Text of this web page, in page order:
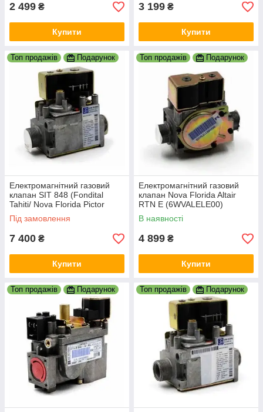
2 499 ₴
Купити
3 199 ₴
Купити
Топ продажів Подарунок
Електромагнітний газовий
клапан SIT 848 (Fondital
Tahiti/ Nova Florida Pictor
Condensing) 6VALVGAS05
Під замовлення
7 400 ₴
Купити
Топ продажів Подарунок
Електромагнітний газовий
клапан Nova Florida Altair
RTN E (6WVALELE00)
В наявності
4 899 ₴
Купити
Топ продажів Подарунок Топ продажів Подарунок